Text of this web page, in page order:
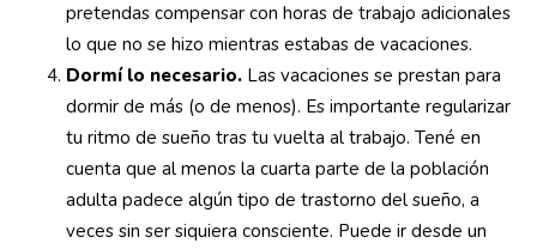
pretendas compensar con horas de trabajo adicionales
lo que no se hizo mientras estabas de vacaciones.
Dormí lo necesario. Las vacaciones se prestan para
dormir de más (o de menos). Es importante regularizar
tu ritmo de sueño tras tu vuelta al trabajo. Tené en
cuenta que al menos la cuarta parte de la población
adulta padece algún tipo de trastorno del sueño, a
veces sin ser siquiera consciente. Puede ir desde un